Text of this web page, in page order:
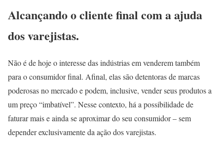
Alcançando o cliente final com a ajuda
dos varejistas.
Não é de hoje o interesse das indústrias em venderem também
para o consumidor final. Afinal, elas são detentoras de marcas
poderosas no mercado e podem, inclusive, vender seus produtos a
um preço “imbatível”. Nesse contexto, há a possibilidade de
faturar mais e ainda se aproximar do seu consumidor – sem
depender exclusivamente da ação dos varejistas.